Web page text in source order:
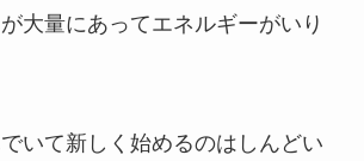
大量にあってエネルギーがいり
いて新しく始めるのはしんどい